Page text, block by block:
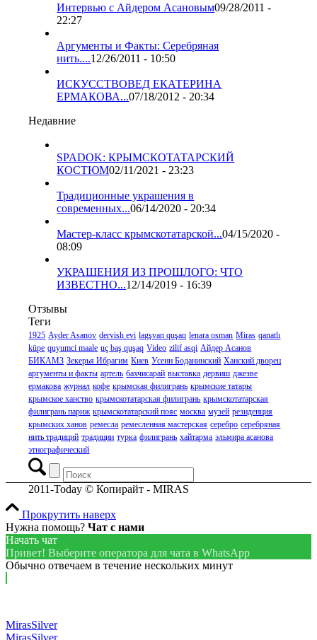
Интервью с Айдером Асановым09/28/2011 -
22:27
Аргументы и Факты: Серебряная
нить....12/26/2011 - 10:50
ИСКУССТВОВЕД ЕКАТЕРИНА
ЕРМАКОВА...07/18/2012 - 20:34
Недавние
SPADOK: КРЫМСКОТАТАРСКИЙ
КОСТЮМ02/11/2021 - 23:23
Традиционные украшения в
современных...06/14/2020 - 20:34
Мастер-класс крымскотатарской...04/15/2020 -
08:09
УКРАШЕНИЯ ИЗ ПРОШЛОГО: ЧТО
ИЗВЕСТНО...12/14/2019 - 16:39
Отзывы
Теги
1925 Ayder Asanov dervish evi lagşvan quşaq lenara osman Miras qanatlı
küpe quyumci maale uç baş quşaq Video zilif asqi Айдер Асанов
БИКАМЗ Зекерья Ибрагим Киев Усеин Боданинский Ханский дворец
аргументы и факты артель бахчисарай выставка дервиш джезве
ермакова журнал кофе крымская филигрань крымские татары
крымское ханство крымскотатарская филигрань крымскотатарская
филигрань париж крымскотатарский пояс москва музей резиденция
крымских ханов ремесла ремесленная мастерская серебро серебряная
нить традиций традиции турка филигрань хайтарма эльмира асанова
этнографический
2011-Today © Копирайт - MIRAS
Прокрутить наверх
Нужна помощь? Чат с нами
Начать чат
Привет! Выберите оператора для чата в WhatsApp
Обычно отвечаем в течение нескольких минут
MirasSilver
MirasSilver